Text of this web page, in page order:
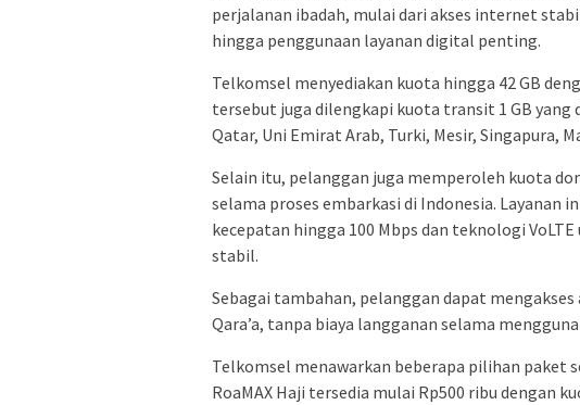
perjalanan ibadah, mulai dari akses internet
hingga penggunaan layanan digital penting.
Telkomsel menyediakan kuota hingga 42 GB
tersebut juga dilengkapi kuota transit 1 GB yang
Qatar, Uni Emirat Arab, Turki, Mesir, Singapura,
Selain itu, pelanggan juga memperoleh kuota
selama proses embarkasi di Indonesia. Layanan
kecepatan hingga 100 Mbps dan teknologi
stabil.
Sebagai tambahan, pelanggan dapat
Qara’a, tanpa biaya langganan selama
Telkomsel menawarkan beberapa pilihan paket
RoaMAX Haji tersedia mulai Rp500 ribu dengan